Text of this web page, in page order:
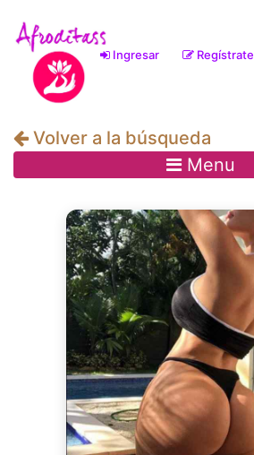
Ingresar Regístrate
Volver a la búsqueda
Menu